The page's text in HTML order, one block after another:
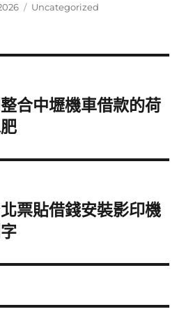
分
Uncategorized
合中壢機車借款的荷
票貼借錢安裝影印機